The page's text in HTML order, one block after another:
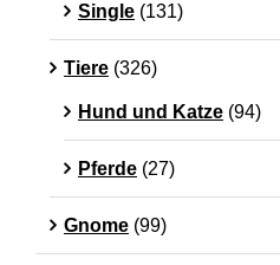
Single (131)
Tiere (326)
Hund und Katze (94)
Pferde (27)
Gnome (99)